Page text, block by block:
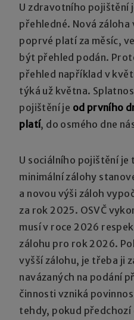
U zdravotního pojištění
přehledné. Nová
poprvé platí za měsíc,
být přehled podán.
přehled například v
týká už května.
pojištění je od prvního
platí, do osmého dne
U sociálního pojištění
minimální zálohy
a novou výši záloh
za rok 2025. OSVČ
musí v roce 2026
zálohu pro rok 2026.
vyšší zálohu, je třeba ji
navázaných na podání
činnosti vzniká
tehdy, pokud předchozí